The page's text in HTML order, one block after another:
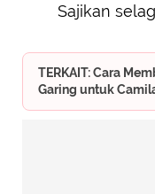
Sajikan
TERKAIT: Cara
Garing untuk